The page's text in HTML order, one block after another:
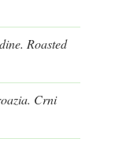
Roasted
Crni